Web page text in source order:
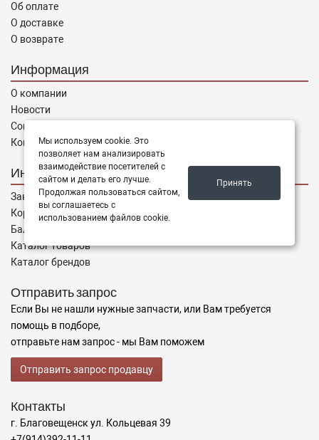
Об оплате
О доставке
О возврате
Информация
О компании
Новости
Соглашение
Контакты
Интернет магазин
Заказы
Корзина
Баланс
Каталог товаров
Каталог брендов
Отправить запрос
Если Вы не нашли нужные запчасти, или Вам требуется
помощь в подборе,
отправьте нам запрос - мы Вам поможем
Отправить запрос продавцу
Контакты
г. Благовещенск ул. Кольцевая 39
Мы используем cookie. Это
позволяет нам анализировать
взаимодействие посетителей с
сайтом и делать его лучше.
Продолжая пользоваться сайтом,
вы соглашаетесь с
использованием файлов cookie.
Принять